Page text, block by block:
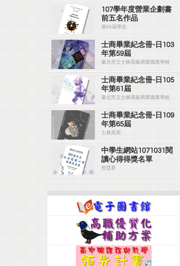
107學年度營業企劃書
前五名作品
第65屆學生
士商畢業紀念冊-日103
年第59屆
臺北市立士林高級商業職業學校
士商畢業紀念冊-日105
年第61屆
臺北市立士林高級商業職業學校
士商畢業紀念冊-日109
年第65屆
士林高商
中學生網站1071031閱
讀心得得獎名單
曾慧君